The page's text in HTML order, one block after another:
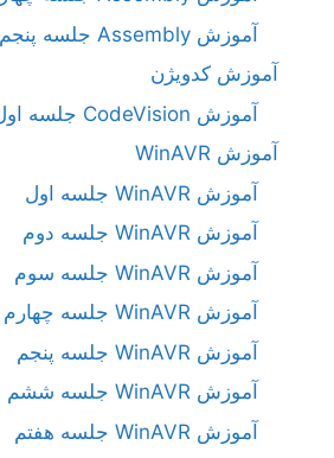
آموزش Assembly جلسه پنجم
آموزش کدویژن
آموزش CodeVision جلسه اول
آموزش WinAVR
آموزش WinAVR جلسه اول
آموزش WinAVR جلسه دوم
آموزش WinAVR جلسه سوم
آموزش WinAVR جلسه چهارم
آموزش WinAVR جلسه پنجم
آموزش WinAVR جلسه ششم
آموزش WinAVR جلسه هفتم